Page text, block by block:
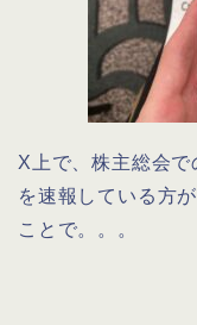
X上で、株主総会
を速報している方
ことで。。。